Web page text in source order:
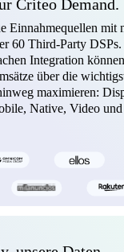
Criteo Demand.
Einnahmequellen mit
60 Third-Party
Integration
über die
maximieren:
Native, Video